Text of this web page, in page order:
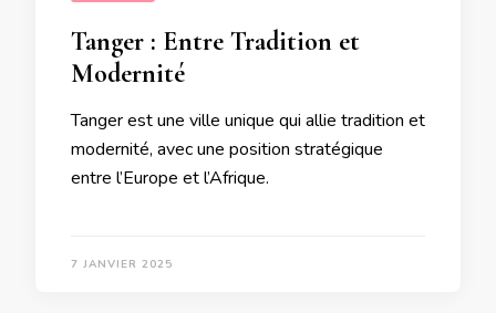
Tanger : Entre Tradition et
Modernité
Tanger est une ville unique qui allie tradition et
modernité, avec une position stratégique
entre l’Europe et l’Afrique.
7 JANVIER 2025